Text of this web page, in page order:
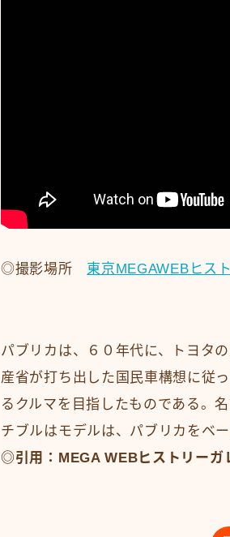
◎撮影場所 東京MEGAWEBヒス
パブリカは、６０年代に、トヨタ
産省が打ち出した国民車構想に従
るクルマを目指したものである。
チブルはモデルは、パブリカをベ
◎引用：MEGA WEBヒストリーガ